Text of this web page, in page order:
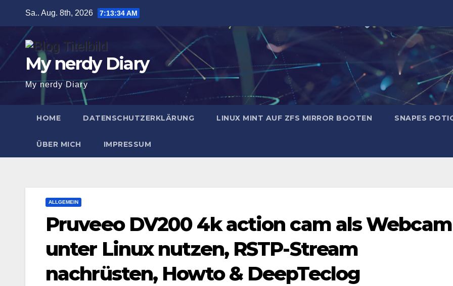
springen
Sa.. Aug. 8th, 2026 7:13:35 AM
My nerdy Diary
My nerdy Diary
HOME DATENSCHUTZERKLÄRUNG LINUX MINT AUF ZFS MIRROR BOOTEN SNAPES
ÜBER MICH IMPRESSUM
ALLGEMEIN
Pruveeo DV200 4k action cam als Webcam
unter Linux nutzen, RSTP-Stream
nachrüsten, Howto & DeepTeclog